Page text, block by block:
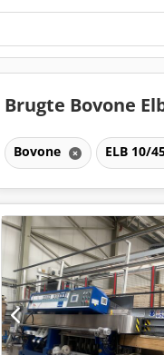
Brugte Bovone
Bovone ELB 10/